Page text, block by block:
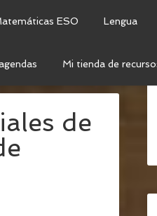
ESO Lengua
Mi tienda de
de